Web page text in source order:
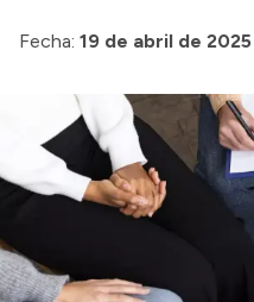
Fecha: 19 de abril de 2025